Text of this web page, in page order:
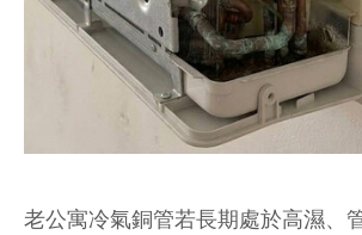
老公寓冷氣銅管若長期處於高濕、